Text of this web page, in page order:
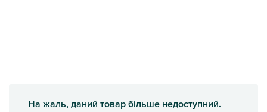
На жаль, даний товар більше недоступний.